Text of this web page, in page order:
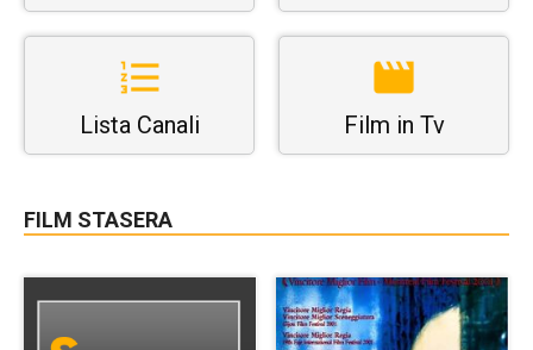
Lista Canali Film in Tv
FILM STASERA